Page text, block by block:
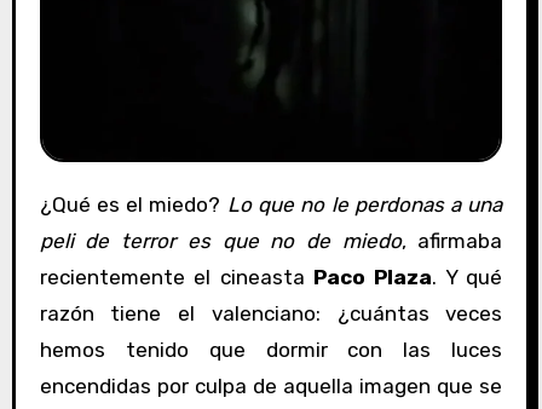
¿Qué es el miedo? Lo que no le perdonas a una
peli de terror es que no de miedo, afirmaba
recientemente el cineasta Paco Plaza. Y qué
razón tiene el valenciano: ¿cuántas veces
hemos tenido que dormir con las luces
encendidas por culpa de aquella imagen que se